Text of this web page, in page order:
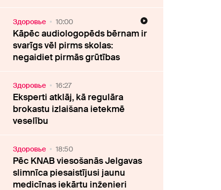
Здоровье 10:00
Kāpēc audiologopēds bērnam ir
svarīgs vēl pirms skolas:
negaidiet pirmās grūtības
Здоровье 16:27
Eksperti atklāj, kā regulāra
brokastu izlaišana ietekmē
veselību
Здоровье 18:50
Pēc KNAB viesošanās Jelgavas
slimnīca piesaistījusi jaunu
medicīnas iekārtu inženieri